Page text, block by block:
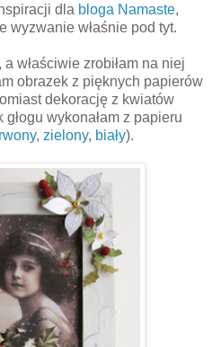
dla bloga Namaste,
wyzwanie właśnie pod tyt.
właściwie zrobiłam na niej
obrazek z pięknych papierów
dekorację z kwiatów
wykonałam z papieru
, zielony, biały).